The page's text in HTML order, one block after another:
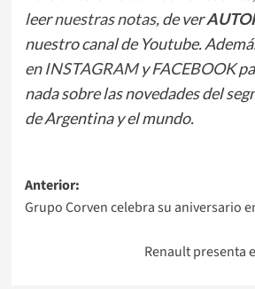
leernuestras notas, de ver
nuestro canal de Youtube.
enINSTAGRAMyFACEBOOK
nada sobre las novedades del
de Argentina y el mundo.
Navegación
de
Anterior:
Grupo Corven celebra su aniversario
Renault presenta